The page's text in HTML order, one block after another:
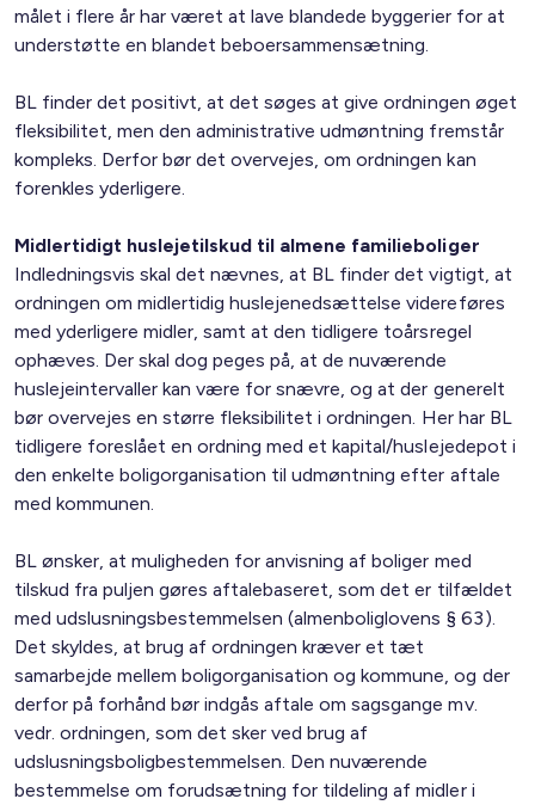
målet i flere år har været at lave blandede byggerier for at
understøtte en blandet beboersammensætning.
BL finder det positivt, at det søges at give ordningen øget
fleksibilitet, men den administrative udmøntning fremstår
kompleks. Derfor bør det overvejes, om ordningen kan
forenkles yderligere.
Midlertidigt huslejetilskud til almene familieboliger
Indledningsvis skal det nævnes, at BL finder det vigtigt, at
ordningen om midlertidig huslejenedsættelse videreføres
med yderligere midler, samt at den tidligere toårsregel
ophæves. Der skal dog peges på, at de nuværende
huslejeintervaller kan være for snævre, og at der generelt
bør overvejes en større fleksibilitet i ordningen. Her har BL
tidligere foreslået en ordning med et kapital/huslejedepot i
den enkelte boligorganisation til udmøntning efter aftale
med kommunen.
BL ønsker, at muligheden for anvisning af boliger med
tilskud fra puljen gøres aftalebaseret, som det er tilfældet
med udslusningsbestemmelsen (almenboliglovens § 63).
Det skyldes, at brug af ordningen kræver et tæt
samarbejde mellem boligorganisation og kommune, og der
derfor på forhånd bør indgås aftale om sagsgange mv.
vedr. ordningen, som det sker ved brug af
udslusningsboligbestemmelsen. Den nuværende
bestemmelse om forudsætning for tildeling af midler i